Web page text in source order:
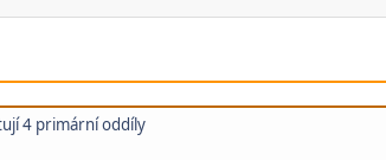
4 primární oddíly